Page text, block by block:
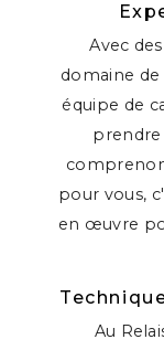
Avec
domaine
équipe de
prendre
pour vous,
en œuvre
Au